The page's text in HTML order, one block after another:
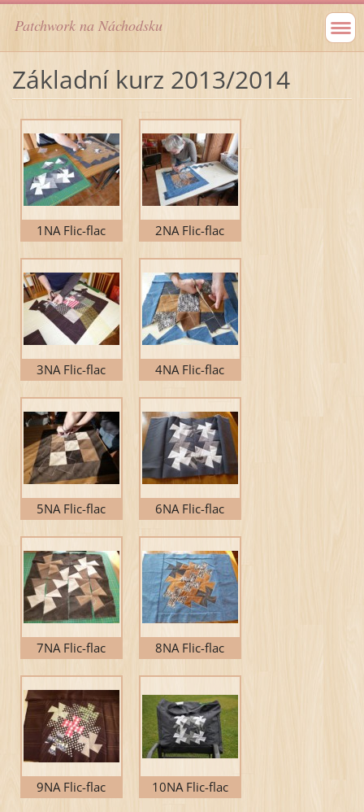
Patchwork na Náchodsku
Základní kurz 2013/2014
1NA Flic-flac 2NA Flic-flac
3NA Flic-flac 4NA Flic-flac
5NA Flic-flac 6NA Flic-flac
7NA Flic-flac 8NA Flic-flac
9NA Flic-flac 10NA Flic-flac